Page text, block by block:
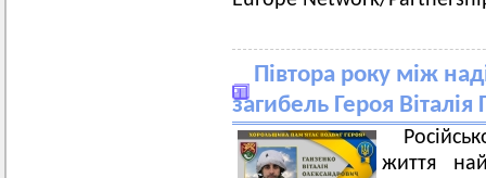
Півтора року між
загибель Героя Віталія
життя